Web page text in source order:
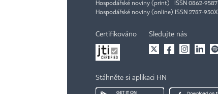
Hospodářské noviny (print) ISSN 0862-9587
Hospodářské noviny (online) ISSN 2787-950X
Certifikováno Sledujte nás
Stáhněte si aplikaci HN